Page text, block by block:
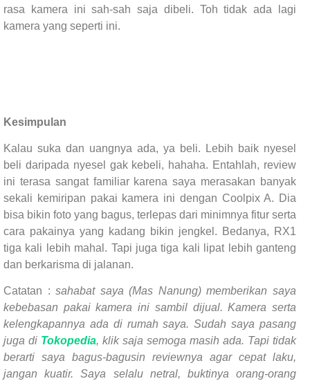
rasa kamera ini sah-sah saja dibeli. Toh tidak ada lagi
kamera yang seperti ini.
Kesimpulan
Kalau suka dan uangnya ada, ya beli. Lebih baik nyesel
beli daripada nyesel gak kebeli, hahaha. Entahlah, review
ini terasa sangat familiar karena saya merasakan banyak
sekali kemiripan pakai kamera ini dengan Coolpix A. Dia
bisa bikin foto yang bagus, terlepas dari minimnya fitur serta
cara pakainya yang kadang bikin jengkel. Bedanya, RX1
tiga kali lebih mahal. Tapi juga tiga kali lipat lebih ganteng
dan berkarisma di jalanan.
Catatan :sahabat saya (Mas Nanung) memberikan saya
kebebasan pakai kamera ini sambil dijual. Kamera serta
kelengkapannya ada di rumah saya. Sudah saya pasang
juga di Tokopedia, klik saja semoga masih ada. Tapi tidak
berarti saya bagus-bagusin reviewnya agar cepat laku,
jangan kuatir. Saya selalu netral, buktinya orang-orang